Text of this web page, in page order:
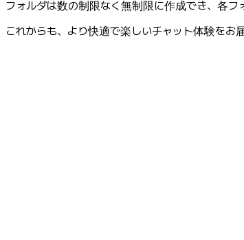
フォルダは数の制限なく無制限に作成でき、各フ
これからも、より快適で楽しいチャット体験を